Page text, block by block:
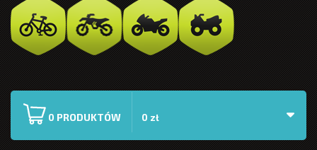
0 PRODUKTÓW 0 zł